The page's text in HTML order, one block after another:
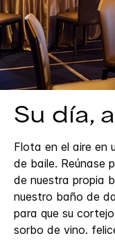
Su día,
Flota en el aire en
de baile. Reúnase
de nuestra propia
nuestro baño de
para que su
sorbo de vino.